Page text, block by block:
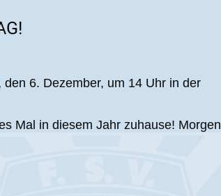
6. Dezember, um 14 Uhr in der
Mal in diesem Jahr zuhause! Morgen